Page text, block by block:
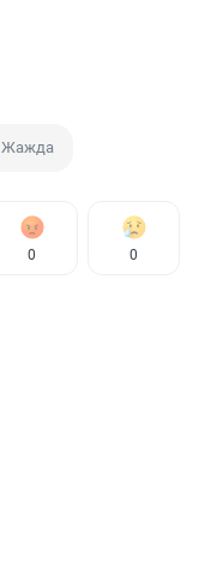
Жажда
0 0